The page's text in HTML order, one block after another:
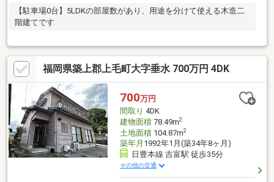
【駐車場0台】5LDKの部屋数があり、用途を分けて使える木造二
階建てです
福岡県築上郡上毛町大字垂水 700万円 4DK
700万円
間取り 4DK
建物面積78.49m2
土地面積104.87m2
築年月 1992年1月(築34年8ヶ月)
日豊本線 吉富駅 徒歩35分
その他の交通